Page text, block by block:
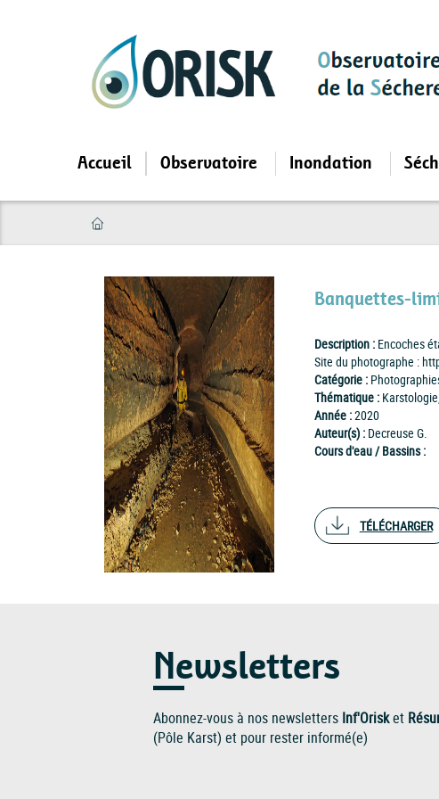
Accueil Observatoire Inondation
Banquettes-
Description : Encoches
Site du photographe :
Catégorie :
Thématique :
Année :2020
Auteur(s) : Decreuse G.
Cours d'eau / Bassins :
TÉLÉCHARGER
Newsletters
Abonnez-vous à nos newsletters Inf'Orisket
(Pôle Karst) et pour rester informé(e)